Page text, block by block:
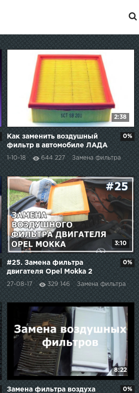
2:38
Как заменить воздушный
фильтр в автомобиле ЛАДА
ПРИОРА 2008г
1-10-18 644 227 Замена фильтра
0%
3:10
#25. Замена фильтра
двигателя Opel Mokka 2
27-08-17 329 146 Замена фильтра
0%
8:22
Замена фильтра воздуха
0%